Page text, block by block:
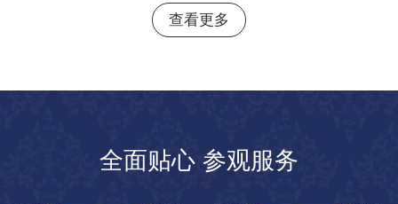
查看更多
全面贴心 参观服务